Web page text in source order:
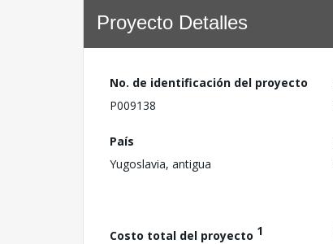
Proyecto Detalles
No. de identificación del proyecto
P009138
País
Yugoslavia, antigua
Costo total del proyecto 1